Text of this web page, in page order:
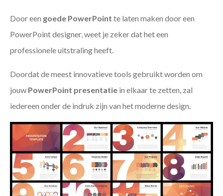
Door een goede PowerPoint te laten maken door een
PowerPoint designer, weet je zeker dat het een
professionele uitstraling heeft.
Doordat de meest innovatieve tools gebruikt worden om
jouw PowerPoint presentatie in elkaar te zetten, zal
iedereen onder de indruk zijn van het moderne design.